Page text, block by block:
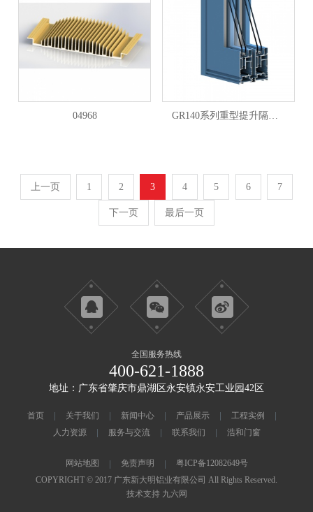
04968 GR140系列重型提升隔热推拉门
上一页 1 2 3 4 5 6 7
下一页 最后一页
全国服务热线
400-621-1888
地址：广东省肇庆市鼎湖区永安镇永安工业园42区
首页 关于我们 新闻中心 产品展示
工程实例
人力资源
服务与交流 联系我们 浩和门窗
网站地图 免责声明
粤ICP备12082649号
COPYRIGHT © 2017 广东新大明铝业有限公司 All Rights Reserved.
技术支持 九六网